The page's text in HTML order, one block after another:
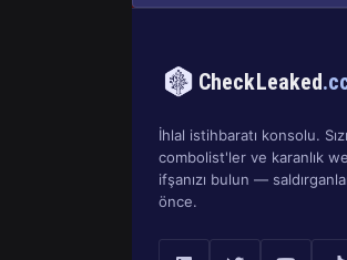
CheckLeaked
İhlal istihbaratı konsolu.
combolist'ler ve karanlık
ifşanızı bulun —
önce.